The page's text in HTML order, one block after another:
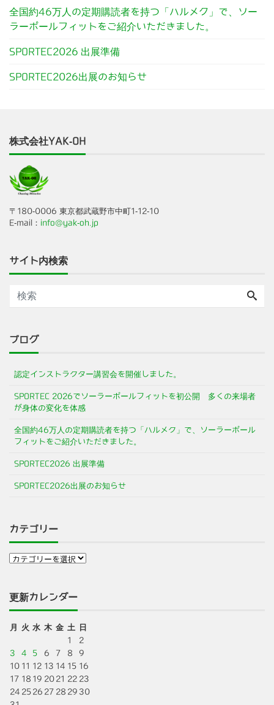
全国約46万人の定期購読者を持つ「ハルメク」で、ソー
ラーポールフィットをご紹介いただきました。
SPORTEC2026 出展準備
SPORTEC2026出展のお知らせ
株式会社YAK-OH
〒180-0006 東京都武蔵野市中町1-12-10
E-mail： info@yak-oh.jp
サイト内検索
ブログ
認定インストラクター講習会を開催しました。
SPORTEC 2026でソーラーポールフィットを初公開 多くの来場者
が身体の変化を体感
全国約46万人の定期購読者を持つ「ハルメク」で、ソーラーポール
フィットをご紹介いただきました。
SPORTEC2026 出展準備
SPORTEC2026出展のお知らせ
カテゴリー
更新カレンダー
月 火 水 木 金 土
日
1
2
3
4 5 6 7 8
9
10 11 12 13 14 15 16
17 18 19 20 21 22 23
24 25 26 27 28 29 30